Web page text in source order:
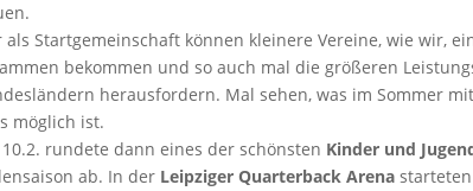
als Startgemeinschaft können kleinere Vereine, wie wir,
bekommen und so auch mal die größeren
herausfordern. Mal sehen, was im Sommer
möglich ist.
rundete dann eines der schönsten Kinder und
ab. In der Leipziger Quarterback Arenastarteten